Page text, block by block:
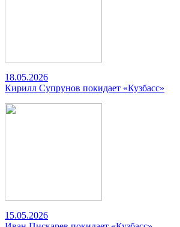
18.05.2026
Кирилл Супрунов покидает «Кузбасс»
15.05.2026